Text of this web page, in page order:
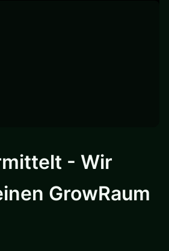
- Wir
GrowRaum